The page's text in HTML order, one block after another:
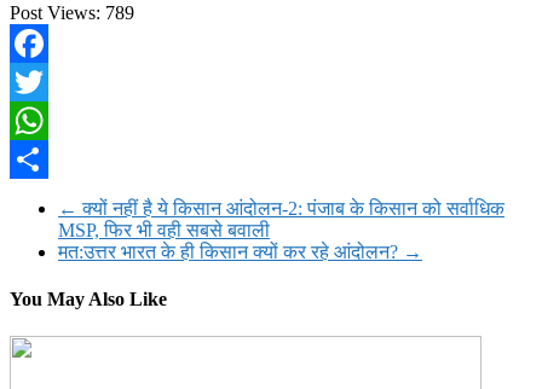
Post Views: 789
Facebook
Twitter
WhatsApp
← क्यों नहीं है ये किसान आंदोलन-2: पंजाब के किसान को सर्वाधिक
MSP, फिर भी वही सबसे बवाली
मत:उत्तर भारत के ही किसान क्यों कर रहे आंदोलन? →
You May Also Like